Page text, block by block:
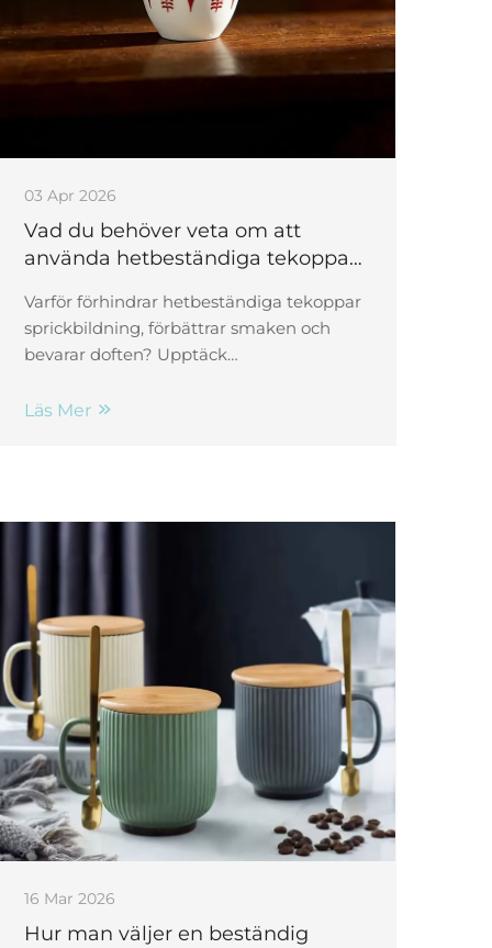
03 Apr 2026
Vad du behöver veta om att
använda hetbeständiga tekoppar
Varför förhindrar hetbeständiga tekoppar
sprickbildning, förbättrar smaken och
bevarar doften? Upptäck
motståndskraft mot termisk chock – och
Läs Mer
16 Mar 2026
Hur man väljer en beständig